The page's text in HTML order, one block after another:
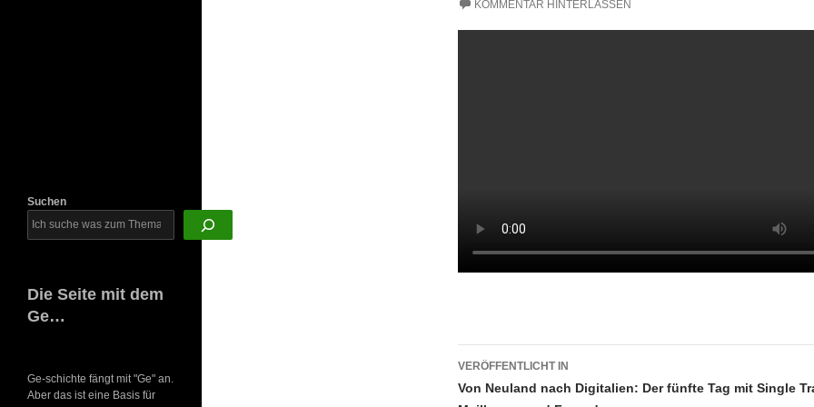
KOMMENTAR HINTERLASSEN
Beitragsnavigation
VERÖFFENTLICHT IN
Von Neuland nach Digitalien: Der fünfte Tag mit Single
Suchen
Die Seite mit dem
Ge…
Ge-schichte fängt mit "Ge" an.
Aber das ist eine Basis für